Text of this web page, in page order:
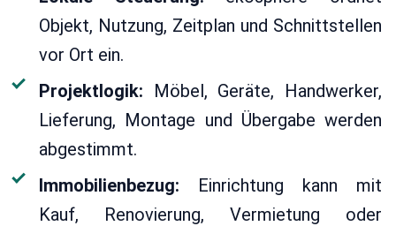
Objekt, Nutzung, Zeitplan und Schnittstellen
vor Ort ein.
Projektlogik: Möbel, Geräte, Handwerker,
Lieferung, Montage und Übergabe werden
abgestimmt.
Immobilienbezug: Einrichtung kann mit
Kauf, Renovierung, Vermietung oder